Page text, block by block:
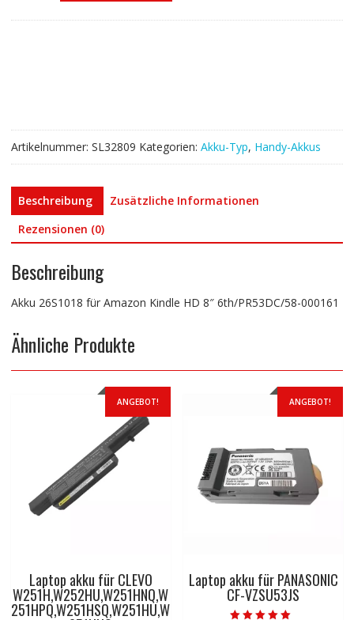
Menge
Artikelnummer: SL32809 Kategorien: Akku-Typ, Handy-Akkus
Beschreibung
Zusätzliche Informationen
Rezensionen (0)
Beschreibung
Akku 26S1018 für Amazon Kindle HD 8″ 6th/PR53DC/58-000161
Ähnliche Produkte
ANGEBOT!
Laptop akku für CLEVO
W251H,W252HU,W251HNQ,W
251HPQ,W251HSQ,W251HU,W
ANGEBOT!
Laptop akku für PANASONIC
CF-VZSU53JS